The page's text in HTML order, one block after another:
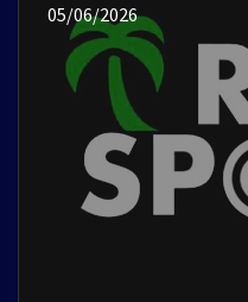
05/06/2026